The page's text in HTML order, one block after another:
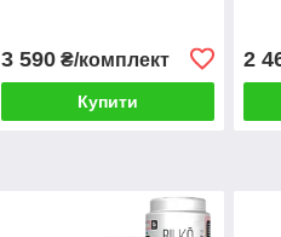
3 590₴/комплект
Купити
2